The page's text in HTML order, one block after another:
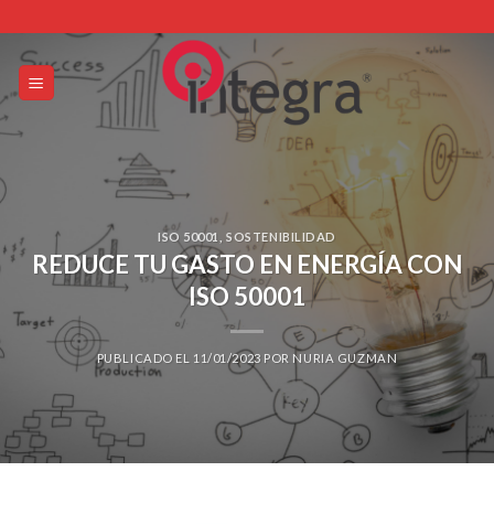
to
content
ISO 50001 ,SOSTENIBILIDAD
REDUCE TU GASTO EN ENERGÍA CON
ISO 50001
PUBLICADO EL 11/01/2023 POR NURIA GUZMAN